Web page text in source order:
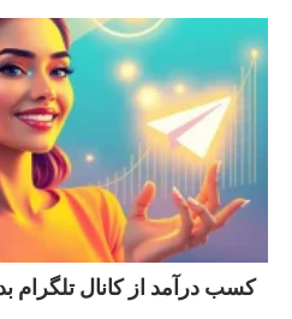
کسب درآمد از کانال تلگرام